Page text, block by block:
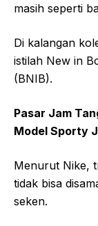
masih seperti
Di kalangan
istilah New in
(BNIB).
Pasar Jam
Model Sporty
Menurut Nike,
tidak bisa
seken.